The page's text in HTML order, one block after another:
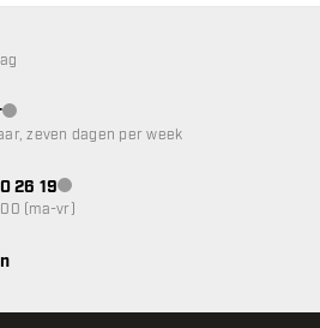
klantenservice niet beschikbaar
zeven dagen per week
26 19klantenservice niet beschikbaar
(ma-vr)